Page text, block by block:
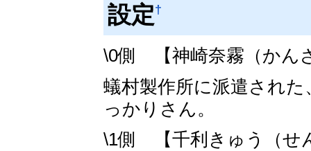
設定†
\0側 【神崎奈霧（かん
蟻村製作所に派遣され
っかりさん。
\1側 【千利きゅう（せ